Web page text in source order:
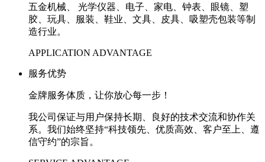
五金机械、 光学仪器、电子、家电、钟表、眼镜、塑
胶、玩具、服装、鞋业、文具、皮具、吸塑壳包装等制
造行业。
APPLICATION ADVANTAGE
服务优势
金牌服务体质，让你放心每一步！
我公司保证与用户保持长期、良好的技术交流和协作关
系。我们始终坚持“科技领先、优质高效、客户至上、遵
信守约”的宗旨。